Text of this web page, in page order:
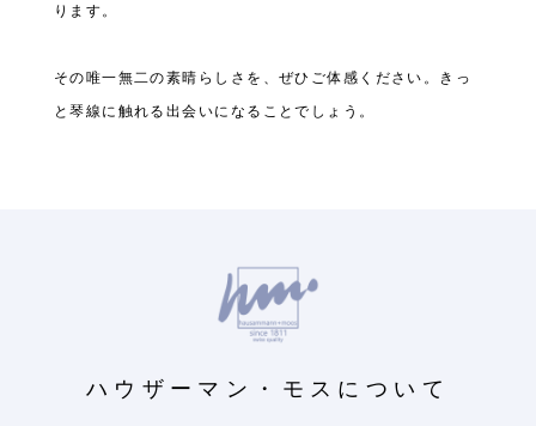
ります。
その唯一無二の素晴らしさを、ぜひご体感ください。きっ
と琴線に触れる出会いになることでしょう。
ハウザーマン・モスについて